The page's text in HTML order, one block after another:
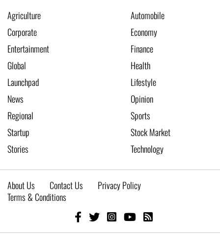
Agriculture
Automobile
Corporate
Economy
Entertainment
Finance
Global
Health
Launchpad
Lifestyle
News
Opinion
Regional
Sports
Startup
Stock Market
Stories
Technology
About Us Contact Us
Privacy Policy
Terms & Conditions